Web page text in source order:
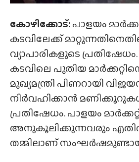
കോഴിക്കോട്:പാളയം
കടവിലേക്ക്
വ്യാപാരികളുടെ
കടവിലെ പുതിയ
മുഖ്യമന്ത്രി പിണറായി
നിർവഹിക്കാൻ
പ്രതിഷേധം. പാളയം
അനുകൂലിക്കുന്നവരും
തമ്മിലാണ്